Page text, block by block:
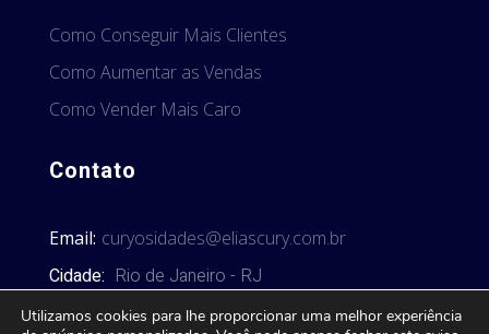
Como Conseguir Mais Clientes
Como Aumentar as Vendas
Como Vender Mais Caro
Contato
Email: curyosidades@eliascury.com.br
Cidade: Rio de Janeiro - RJ
Utilizamos cookies para lhe proporcionar uma melhor experiência